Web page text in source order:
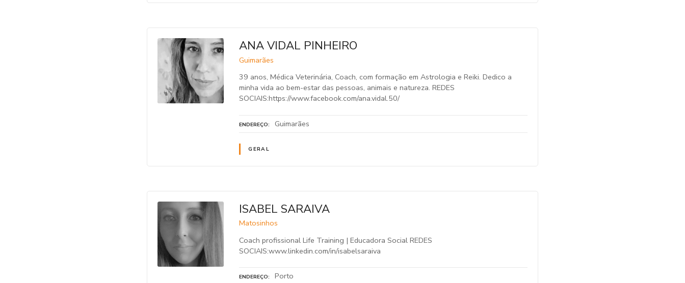
ANA VIDAL PINHEIRO
Guimarães
39 anos, Médica Veterinária, Coach, com formação em Astrologia e Reiki. Dedico a
minha vida ao bem-estar das pessoas, animais e natureza. REDES
SOCIAIS:https://www.facebook.com/ana.vidal.50/
ENDEREÇO Guimarães
GERAL
ISABEL SARAIVA
Matosinhos
Coach profissional Life Training | Educadora Social REDES
SOCIAIS:www.linkedin.com/in/isabelsaraiva
ENDEREÇO Porto